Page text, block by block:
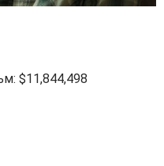
$11,844,498